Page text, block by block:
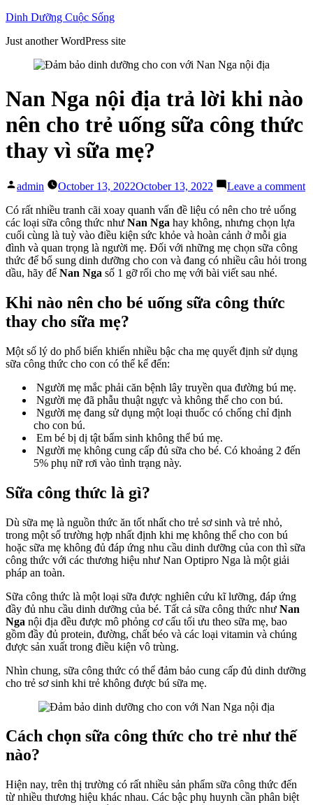
Skip
content
Dinh Dưỡng Cuộc Sống
Just another WordPress site
Nan Nga nội địa trả lời khi nào
nên cho trẻ uống sữa công thức
thay vì sữa mẹ?
Posted
admin October 13, 2022October 13, 2022 Leave a comment
Có rất nhiều tranh cãi xoay quanh vấn đề liệu có nên cho trẻ uống
các loại sữa công thức như Nan Nga hay không, nhưng chọn lựa
cuối cùng là tuỳ vào điều kiện sức khỏe và hoàn cảnh ở mỗi gia
đình và quan trọng là người mẹ. Đối với những mẹ chọn sữa công
thức để bổ sung dinh dưỡng cho con và đang có nhiều câu hỏi trong
dầu, hãy để Nan Nga số 1 gỡ rối cho mẹ với bài viết sau nhé.
Khi nào nên cho bé uống sữa công thức
thay cho sữa mẹ?
Một số lý do phổ biến khiến nhiều bậc cha mẹ quyết định sử dụng
sữa công thức cho con có thể kể đến:
Người mẹ mắc phải căn bệnh lây truyền qua đường bú mẹ.
Người mẹ đã phẫu thuật ngực và không thể cho con bú.
Người mẹ đang sử dụng một loại thuốc có chống chỉ định
cho con bú.
Em bé bị dị tật bẩm sinh không thể bú mẹ.
Người mẹ không cung cấp đủ sữa cho bé. Có khoảng 2 đến
5% phụ nữ rơi vào tình trạng này.
Sữa công thức là gì?
Dù sữa mẹ là nguồn thức ăn tốt nhất cho trẻ sơ sinh và trẻ nhỏ,
trong một số trường hợp nhất định khi mẹ không thể cho con bú
hoặc sữa mẹ không đủ đáp ứng nhu cầu dinh dưỡng của con thì sữa
công thức với các thương hiệu như Nan Optipro Nga là một giải
pháp an toàn.
Sữa công thức là một loại sữa được nghiên cứu kĩ lưỡng, đáp ứng
đầy đủ nhu cầu dinh dưỡng của bé. Tất cả sữa công thức như Nan
Nga nội địa đều được mô phỏng cơ cấu tối ưu theo sữa mẹ, bao
gồm đầy đủ protein, đường, chất béo và các loại vitamin và chúng
được sản xuất trong điều kiện vô trùng.
Nhìn chung, sữa công thức có thể đảm bảo cung cấp đủ dinh dưỡng
cho trẻ sơ sinh khi trẻ không được bú sữa mẹ.
Cách chọn sữa công thức cho trẻ như thế
nào?
Hiện nay, trên thị trường có rất nhiều sản phẩm sữa công thức đến
từ nhiều thương hiệu khác nhau. Các bậc phụ huynh cần phân biệt